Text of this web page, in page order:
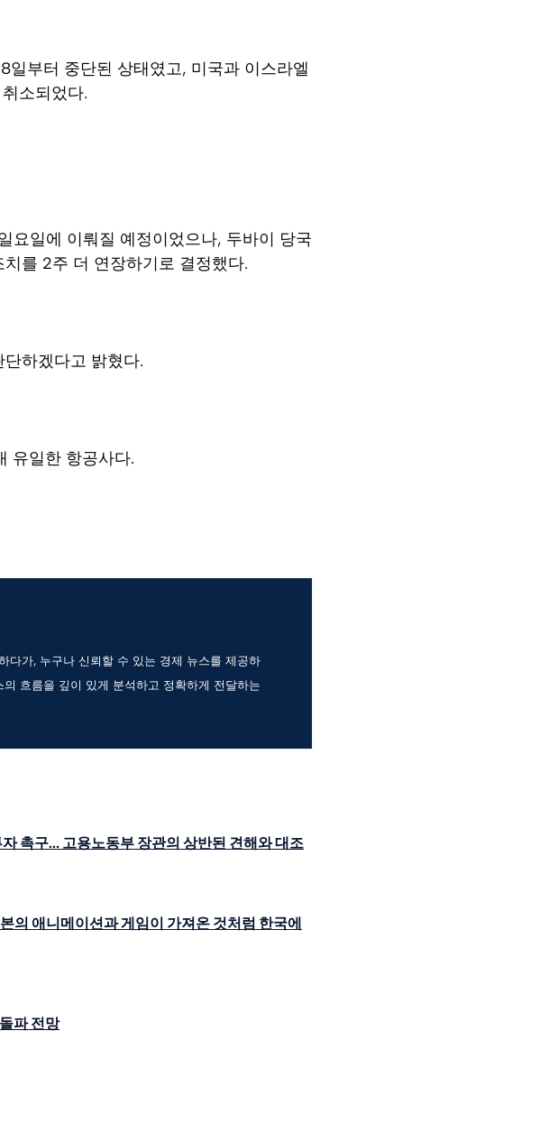
부터 중단된 상태였고, 미국과 이스라엘
소되었다.
요일에 이뤄질 예정이었으나, 두바이 당국
를 2주 더 연장하기로 결정했다.
하겠다고 밝혔다.
유일한 항공사다.
다가, 누구나 신뢰할 수 있는 경제 뉴스를 제공하
흐름을 깊이 있게 분석하고 정확하게 전달하는
촉구… 고용노동부 장관의 상반된 견해와 대조
의 애니메이션과 게임이 가져온 것처럼 한국에
파 전망